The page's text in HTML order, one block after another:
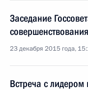
Заседание
23 декабря 2015 года,
Встреча с лидером